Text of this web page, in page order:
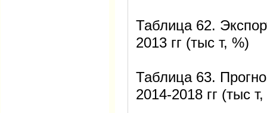
Таблица 62.
2013 гг (тыс т, %)
Таблица 63.
2014-2018 гг (тыс